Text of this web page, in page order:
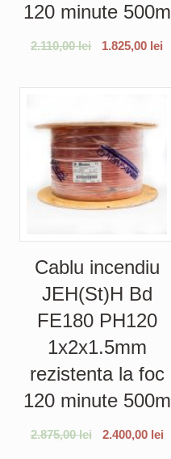
120 minute 500m
2.110,00lei 1.825,00 lei
Cablu incendiu
JEH(St)H Bd
FE180 PH120
1x2x1.5mm
rezistenta la foc
120 minute 500m
2.875,00lei 2.400,00 lei